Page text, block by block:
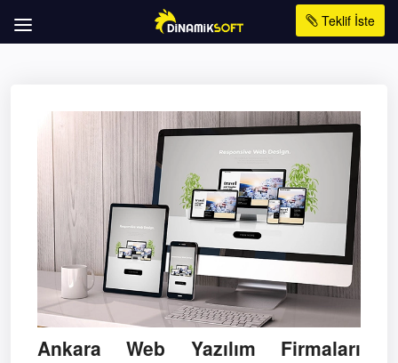
Teklif İste
Ankara Web Yazılım Firmaları